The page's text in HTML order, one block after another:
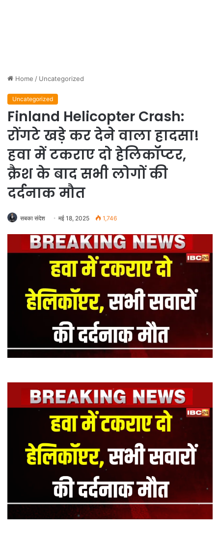
Home / Uncategorized
Uncategorized
Finland Helicopter Crash:
रोंगटे खड़े कर देने वाला हादसा!
हवा में टकराए दो हेलिकॉप्टर,
क्रैश के बाद सभी लोगों की
दर्दनाक मौत
सबका संदेश मई 18, 2025 1,746